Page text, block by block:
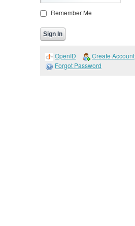
Remember Me
OpenID
Create Account
Forgot Password